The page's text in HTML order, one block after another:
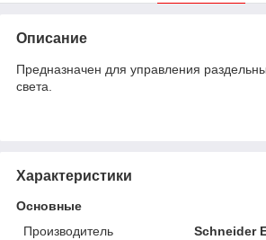
Описание
Предназначен для управления
света.
Характеристики
Основные
Производитель
Schneider